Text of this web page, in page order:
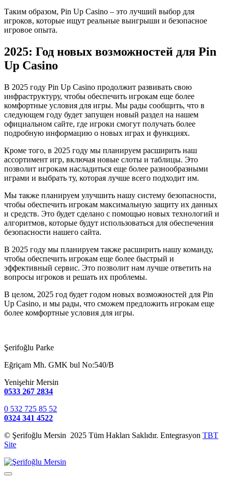
Таким образом, Pin Up Casino – это лучший выбор для
игроков, которые ищут реальные выигрыши и безопасное
игровое опыта.
2025: Год новых возможностей для Pin
Up Casino
В 2025 году Pin Up Casino продолжит развивать свою
инфраструктуру, чтобы обеспечить игрокам еще более
комфортные условия для игры. Мы рады сообщить, что в
следующем году будет запущен новый раздел на нашем
официальном сайте, где игроки смогут получать более
подробную информацию о новых играх и функциях.
Кроме того, в 2025 году мы планируем расширить наш
ассортимент игр, включая новые слоты и таблицы. Это
позволит игрокам насладиться еще более разнообразными
играми и выбрать ту, которая лучше всего подходит им.
Мы также планируем улучшить нашу систему безопасности,
чтобы обеспечить игрокам максимальную защиту их данных
и средств. Это будет сделано с помощью новых технологий и
алгоритмов, которые будут использоваться для обеспечения
безопасности нашего сайта.
В 2025 году мы планируем также расширить нашу команду,
чтобы обеспечить игрокам еще более быстрый и
эффективный сервис. Это позволит нам лучше ответить на
вопросы игроков и решать их проблемы.
В целом, 2025 год будет годом новых возможностей для Pin
Up Casino, и мы рады, что сможем предложить игрокам еще
более комфортные условия для игры.
Şerifoğlu Parke
Eğriçam Mh. GMK bul No:540/B
Yenişehir Mersin
0533 267 2834
0 532 725 85 52
0324 341 4522
© Şerifoğlu Mersin 2025 Tüm Hakları Saklıdır. Entegrasyon TBT
Site